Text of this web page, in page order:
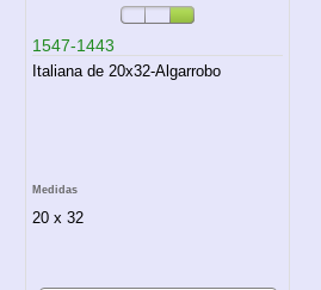
1547-1443
Italiana de 20x32-Algarrobo
Medidas
20 x 32